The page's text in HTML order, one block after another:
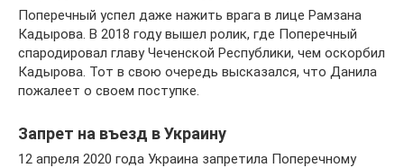
Поперечный успел даже нажить врага в лице Рамзана
Кадырова. В 2018 году вышел ролик, где Поперечный
спародировал главу Чеченской Республики, чем оскорбил
Кадырова. Тот в свою очередь высказался, что Данила
пожалеет о своем поступке.
Запрет на въезд в Украину
12 апреля 2020 года Украина запретила Поперечному